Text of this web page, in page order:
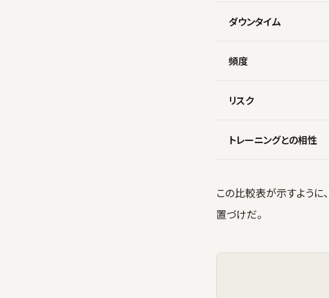
ダウンタイム
頻度
リスク
トレーニングとの相性
この比較表が示すように、
置づけだ。